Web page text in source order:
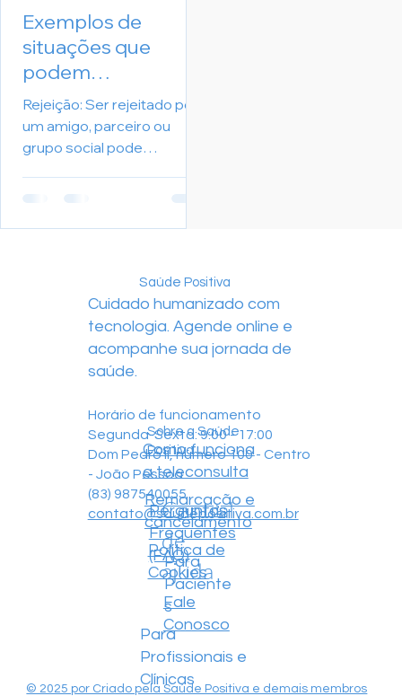
a hora de avançar e a hora
de recuar. É
Exemplos de
situações que
podem
desencadear
gatilhos emocionais
Rejeição: Ser rejeitado por
um amigo, parceiro ou
grupo social pode
Cuidado humanizado com
tecnologia. Agende online e
acompanhe sua jornada de
saúde.
Horário de funcionamento
Segunda-Sexta: 9:00 - 17:00
Dom Pedro II, número 100 - Centro
- João Pessoa
(83) 987540055
contato@saudepositiva.com.br
© 2025 por Criado pela Saúde Positiva e demais membros
Sobre a Saúde
Positiva
Central
de
ajuda
Para
Paciente
s
Para
Profissionais e
Clínicas
Perguntas
Frequentes
(FAQ)
Como funciona
a teleconsulta
Remarcação e
cancelamento
Política de
Cookies
Fale
Conosco
Saúde Positiva